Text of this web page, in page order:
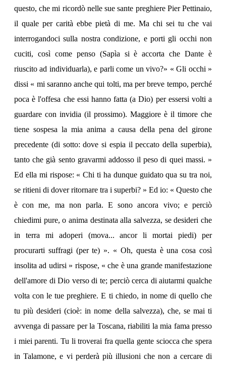
questo, che mi ricordò nelle sue sante preghiere Pier Pettinaio,
il quale per carità ebbe pietà di me. Ma chi sei tu che vai
interrogandoci sulla nostra condizione, e porti gli occhi non
cuciti, così come penso (Sapìa si è accorta che Dante è
riuscito ad individuarla), e parli come un vivo?» « Gli occhi »
dissi « mi saranno anche qui tolti, ma per breve tempo, perché
poca è l'offesa che essi hanno fatta (a Dio) per essersi volti a
guardare con invidia (il prossimo). Maggiore è il timore che
tiene sospesa la mia anima a causa della pena del girone
precedente (di sotto: dove si espia il peccato della superbia),
tanto che già sento gravarmi addosso il peso di quei massi. »
Ed ella mi rispose: « Chi ti ha dunque guidato qua su tra noi,
se ritieni di dover ritornare tra i superbi? » Ed io: « Questo che
è con me, ma non parla. E sono ancora vivo; e perciò
chiedimi pure, o anima destinata alla salvezza, se desideri che
in terra mi adoperi (mova... ancor li mortai piedi) per
procurarti suffragi (per te) ». « Oh, questa è una cosa così
insolita ad udirsi » rispose, « che è una grande manifestazione
dell'amore di Dio verso di te; perciò cerca di aiutarmi qualche
volta con le tue preghiere. E ti chiedo, in nome di quello che
tu più desideri (cioè: in nome della salvezza), che, se mai ti
avvenga di passare per la Toscana, riabiliti la mia fama presso
i miei parenti. Tu li troverai fra quella gente sciocca che spera
in Talamone, e vi perderà più illusioni che non a cercare di